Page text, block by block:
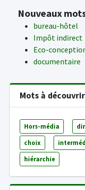
Nouveaux
bureau-hôtel
Impôt indirect
Eco-
documentaire
Mots à découvrir
Hors-média
choix
hiérarchie